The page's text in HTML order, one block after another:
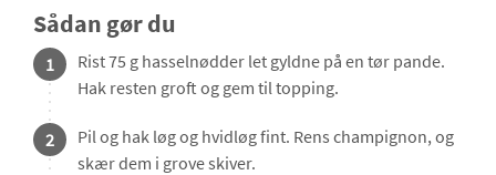
Sådan gør du
1
Rist 75 g hasselnødder let gyldne på en tør pande.
Hak resten groft og gem til topping.
2
Pil og hak løg og hvidløg fint. Rens champignon, og
skær dem i grove skiver.